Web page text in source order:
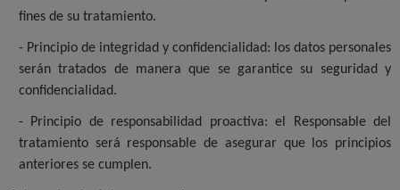
fines de su tratamiento.
- Principio de integridad y confidencialidad: los datos personales
serán tratados de manera que se garantice su seguridad y
confidencialidad.
- Principio de responsabilidad proactiva: el Responsable del
tratamiento será responsable de asegurar que los principios
anteriores se cumplen.